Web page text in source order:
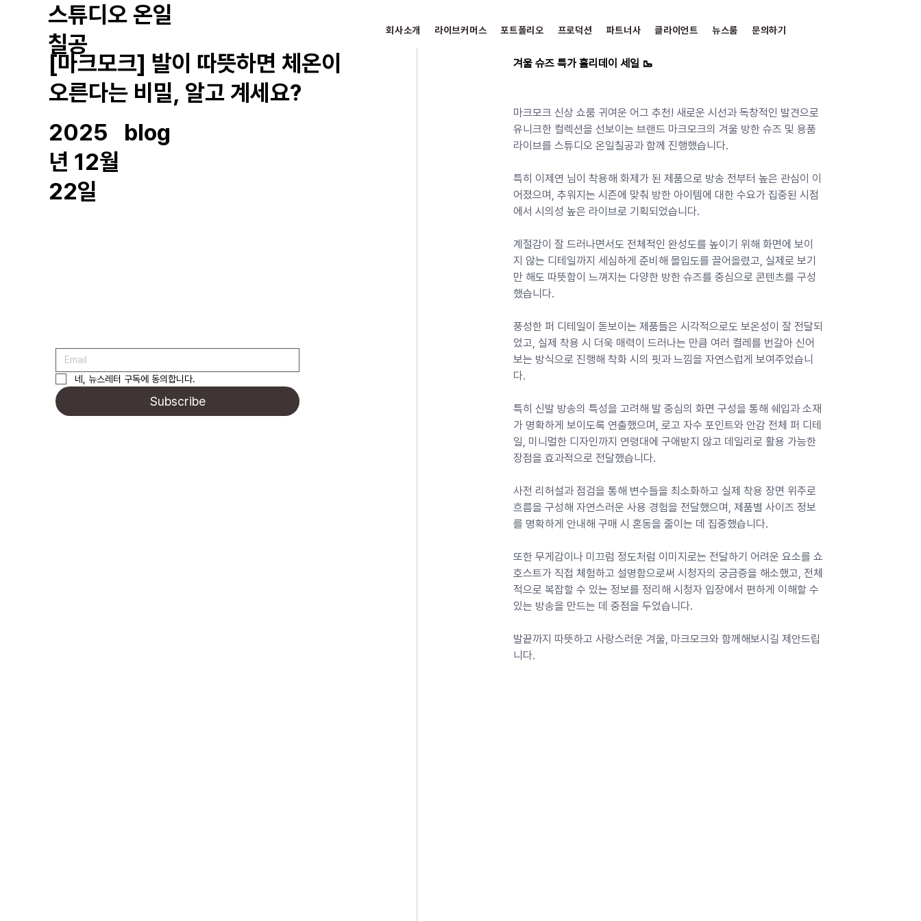
스튜디오 온일
칠공
회사소개 라이브커머스 포트폴리오 프로덕션 파트너사 클라이언트 뉴스룸 문의하기
[마크모크] 발이 따뜻하면 체온이
오른다는 비밀, 알고 계세요?
2025
년 12월
22일
blog
네, 뉴스레터 구독에 동의합니다.
Subscribe
겨울 슈즈 특가 홀리데이 세일 🥾
마크모크 신상 쇼룸 귀여운 어그 추천! 새로운 시선과 독창적인 발견으로
유니크한 컬렉션을 선보이는 브랜드 마크모크의 겨울 방한 슈즈 및 용품
라이브를 스튜디오 온일칠공과 함께 진행했습니다.
특히 이제연 님이 착용해 화제가 된 제품으로 방송 전부터 높은 관심이 이
어졌으며, 추워지는 시즌에 맞춰 방한 아이템에 대한 수요가 집중된 시점
에서 시의성 높은 라이브로 기획되었습니다.
계절감이 잘 드러나면서도 전체적인 완성도를 높이기 위해 화면에 보이
지 않는 디테일까지 세심하게 준비해 몰입도를 끌어올렸고, 실제로 보기
만 해도 따뜻함이 느껴지는 다양한 방한 슈즈를 중심으로 콘텐츠를 구성
했습니다.
풍성한 퍼 디테일이 돋보이는 제품들은 시각적으로도 보온성이 잘 전달되
었고, 실제 착용 시 더욱 매력이 드러나는 만큼 여러 켤레를 번갈아 신어
보는 방식으로 진행해 착화 시의 핏과 느낌을 자연스럽게 보여주었습니
다.
특히 신발 방송의 특성을 고려해 발 중심의 화면 구성을 통해 쉐입과 소재
가 명확하게 보이도록 연출했으며, 로고 자수 포인트와 안감 전체 퍼 디테
일, 미니멀한 디자인까지 연령대에 구애받지 않고 데일리로 활용 가능한
장점을 효과적으로 전달했습니다.
사전 리허설과 점검을 통해 변수들을 최소화하고 실제 착용 장면 위주로
흐름을 구성해 자연스러운 사용 경험을 전달했으며, 제품별 사이즈 정보
를 명확하게 안내해 구매 시 혼동을 줄이는 데 집중했습니다.
또한 무게감이나 미끄럼 정도처럼 이미지로는 전달하기 어려운 요소를 쇼
호스트가 직접 체험하고 설명함으로써 시청자의 궁금증을 해소했고, 전체
적으로 복잡할 수 있는 정보를 정리해 시청자 입장에서 편하게 이해할 수
있는 방송을 만드는 데 중점을 두었습니다.
발끝까지 따뜻하고 사랑스러운 겨울, 마크모크와 함께해보시길 제안드립
니다.